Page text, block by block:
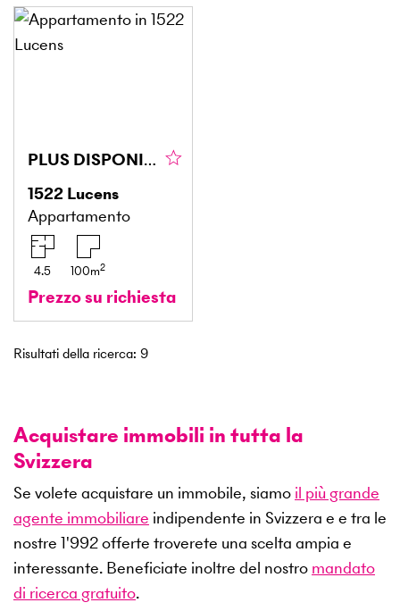
PLUS DISPONIBLE
1522 Lucens
Appartamento
4.5 100m2
Prezzo su richiesta
Risultati della ricerca: 9
Acquistare immobili in tutta la
Svizzera
Se volete acquistare un immobile, siamo il più grande
agente immobiliare indipendente in Svizzera e e tra le
nostre 1'992offerte troverete una scelta ampia e
interessante. Beneficiate inoltre del nostro mandato
di ricerca gratuito.